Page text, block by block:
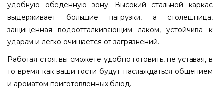
удобную обеденную зону. Высокий стальной каркас
выдерживает большие нагрузки, а столешница,
защищенная водоотталкивающим лаком, устойчива к
ударам и легко очищается от загрязнений.
Работая стоя, вы сможете удобно готовить, не уставая, в
то время как ваши гости будут наслаждаться общением
и ароматом приготовленных блюд.